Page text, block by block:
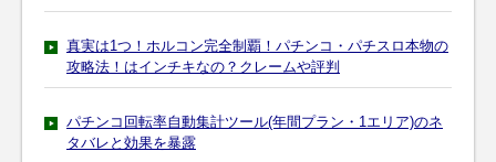
真実は1つ！ホルコン完全制覇！パチンコ・パチスロ本物の
攻略法！はインチキなの？クレームや評判
パチンコ回転率自動集計ツール(年間プラン・1エリア)のネ
タバレと効果を暴露